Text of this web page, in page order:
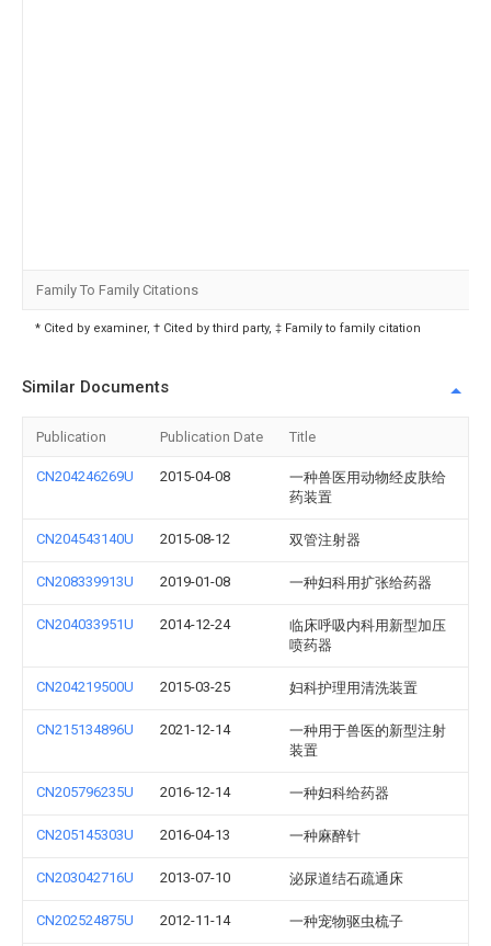
Family To Family Citations
* Cited by examiner, † Cited by third party, ‡ Family to family citation
Similar Documents
Publication Publication Date Title
CN204246269U 2015-04-08
一种兽医用动物经皮肤给
药装置
CN204543140U 2015-08-12 双管注射器
CN208339913U 2019-01-08 一种妇科用扩张给药器
CN204033951U 2014-12-24
临床呼吸内科用新型加压
喷药器
CN204219500U 2015-03-25 妇科护理用清洗装置
CN215134896U 2021-12-14
一种用于兽医的新型注射
装置
CN205796235U 2016-12-14 一种妇科给药器
CN205145303U 2016-04-13 一种麻醉针
CN203042716U 2013-07-10 泌尿道结石疏通床
CN202524875U 2012-11-14 一种宠物驱虫梳子